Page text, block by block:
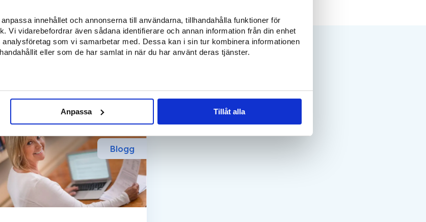
innehållet och annonserna till användarna, tillhandahålla funktioner för
Vi vidarebefordrar även sådana identifierare och annan information från din enhet
som vi samarbetar med. Dessa kan i sin tur kombinera informationen
eller som de har samlat in när du har använt deras tjänster.
Anpassa Tillåt alla
Blogg